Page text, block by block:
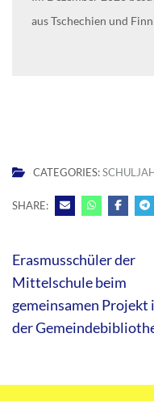
aus Tschechien und
CATEGORIES:
SHARE:
Erasmusschüler der
Mittelschule beim
gemeinsamen Projekt
der